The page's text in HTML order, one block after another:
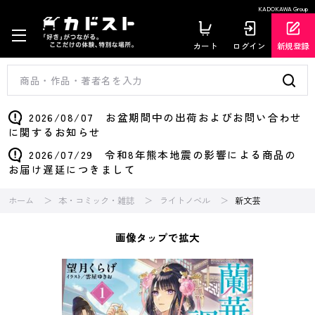
KADOKAWA Group
カート ログイン 新規登録
2026/08/07 お盆期間中の出荷およびお問い合わせ
に関するお知らせ
2026/07/29 令和8年熊本地震の影響による商品の
お届け遅延につきまして
ホーム 本・コミック・雑誌 ライトノベル 新文芸
画像タップで拡大